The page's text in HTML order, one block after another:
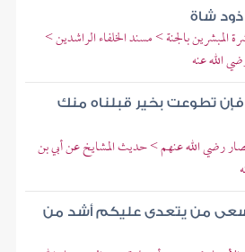
شاة
المبشرين بالجنة > مسند الخلفاء الراشدين >
الله عنه
تطوعت بخير قبلناه منك
رضي الله عنهم > حديث المشايخ عن أبي بن
من يتعدى عليكم أشد من